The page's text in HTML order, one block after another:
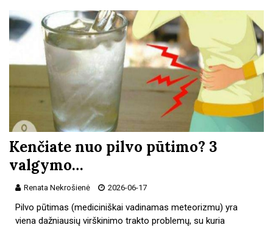
Kenčiate nuo pilvo pūtimo? 3
valgymo…
Renata Nekrošienė 2026-06-17
Pilvo pūtimas (mediciniškai vadinamas meteorizmu) yra
viena dažniausių virškinimo trakto problemų, su kuria